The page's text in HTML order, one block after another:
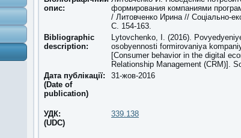
опис:
формирования компаниями
/ Литовченко Ирина // Соціально-
С. 154-163.
Bibliographic
description:
Lytovchenko, I. (2016).
osobyennosti formirovaniya
[Consumer behavior in the digital
Relationship Management (CRM)].
Дата публікації:
(Date of
publication)
31-жов-2016
УДК:
(UDC)
339.138